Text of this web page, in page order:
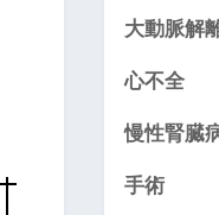
大動脈解
心不全
慢性腎臓
手術